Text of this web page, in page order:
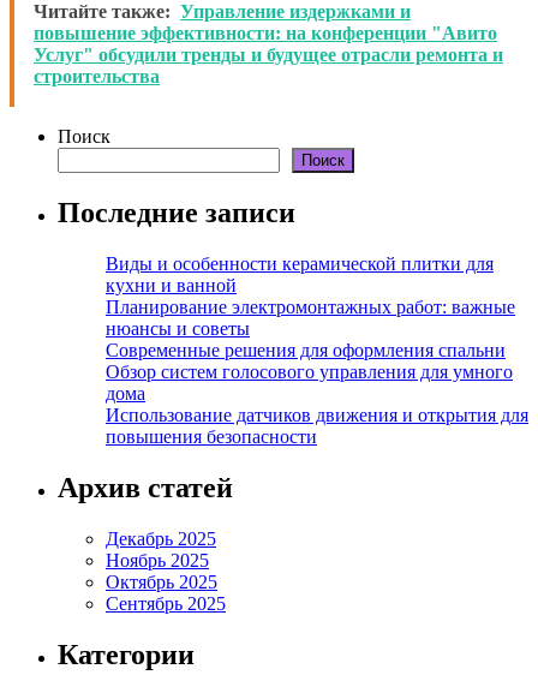
Читайте также: Управление издержками и
повышение эффективности: на конференции "Авито
Услуг" обсудили тренды и будущее отрасли ремонта и
строительства
Поиск
Поиск
Последние записи
Виды и особенности керамической плитки для
кухни и ванной
Планирование электромонтажных работ: важные
нюансы и советы
Современные решения для оформления спальни
Обзор систем голосового управления для умного
дома
Использование датчиков движения и открытия для
повышения безопасности
Архив статей
Декабрь 2025
Ноябрь 2025
Октябрь 2025
Сентябрь 2025
Категории